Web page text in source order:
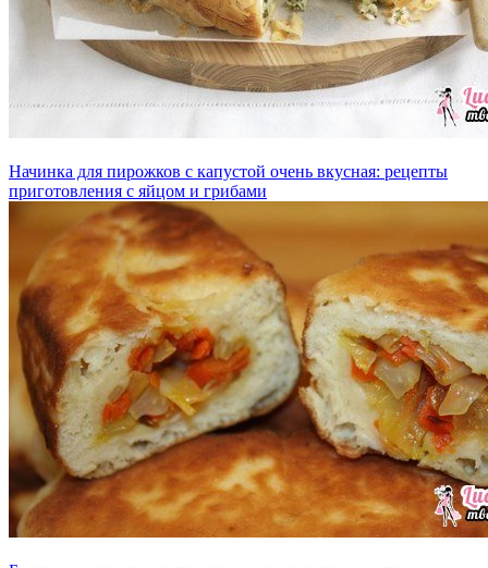
Начинка для пирожков с капустой очень вкусная: рецепты
приготовления с яйцом и грибами